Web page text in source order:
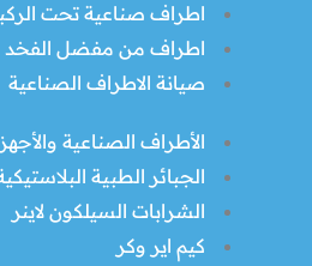
اطراف صناعية تحت
اطراف من مفضل الفخد
صيانة الاطراف الصناعية
الأطراف الصناعية
الجبائر الطبية
الشرابات السيلكون لاينر
كيم اير وكر